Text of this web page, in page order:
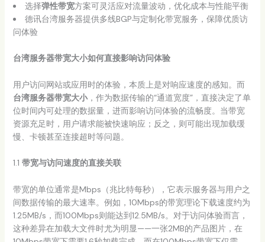
选择弹性带宽方案可灵活应对流量波动，优化成本与性能平衡
德讯台湾服务器提供多线BGP与定制化带宽服务，保障优质访
问体验
台湾服务器带宽大小如何直接影响访问体验
用户访问网站或应用时的体验，本质上是对响应速度的感知。而
台湾服务器带宽大小，作为数据传输的“通道宽度”，直接决定了单
位时间内可处理的数据量，进而影响访问体验的流畅度。当带宽
资源充足时，用户请求能被快速响应；反之，则可能出现加载缓
慢、卡顿甚至连接超时等问题。
1.1 带宽与访问速度的直接关联
带宽的单位通常是Mbps（兆比特每秒），它表示服务器与用户之
间数据传输的最大速率。例如，10Mbps的带宽理论下载速度约为
1.25MB/s，而100Mbps则能达到12.5MB/s。对于访问体验而言，
这种差异在加载大文件时尤为明显——一张2MB的产品图片，在